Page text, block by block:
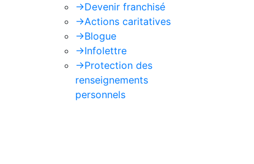
->Devenir franchisé
->Actions caritatives
->Blogue
->Infolettre
->Protection des
renseignements
personnels